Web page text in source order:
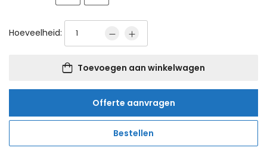
Hoeveelheid:
Toevoegen aan winkelwagen
Offerte aanvragen
Bestellen